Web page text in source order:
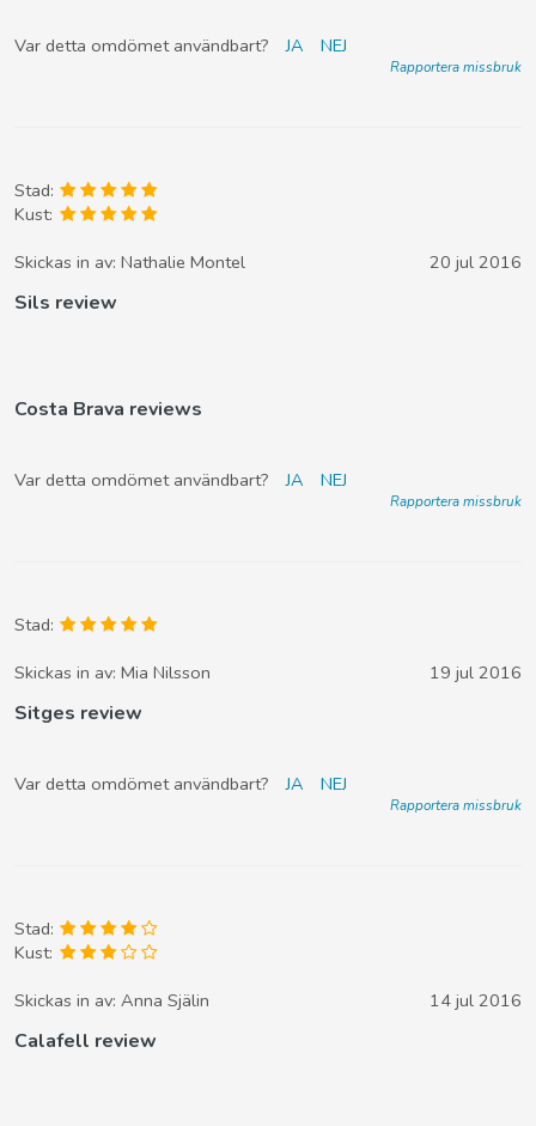
Var detta omdömet användbart? JA NEJ
Rapportera missbruk
Stad:
Kust:
Skickas in av: Nathalie Montel 20 jul 2016
Sils review
Costa Brava reviews
Var detta omdömet användbart? JA NEJ
Rapportera missbruk
Stad:
Skickas in av: Mia Nilsson 19 jul 2016
Sitges review
Var detta omdömet användbart? JA NEJ
Rapportera missbruk
Stad:
Kust:
Skickas in av: Anna Själin 14 jul 2016
Calafell review